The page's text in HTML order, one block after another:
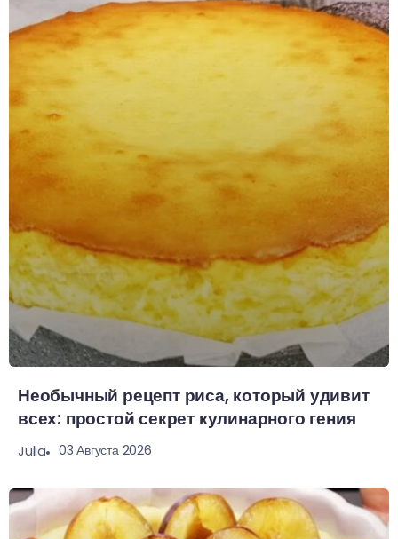
Необычный рецепт риса, который удивит
всех: простой секрет кулинарного гения
Julia 03 Августа 2026